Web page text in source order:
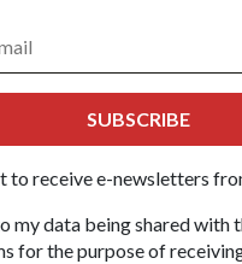
SUBSCRIBE
to receive e-newsletters
my data being shared with
for the purpose of
a great story to share?